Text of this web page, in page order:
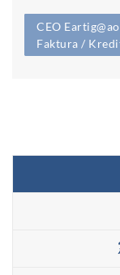
CEO
Faktura /